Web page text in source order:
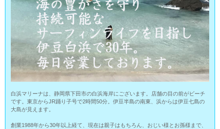
白浜マリーナは、静岡県下田市の白浜海岸にございます。店舗の目の前がビーチ
です。東京からJR踊り子号で2時間50分。伊豆半島の南東、浜からは伊豆七島の
大島が見えます。
創業1988年から30年以上経て、現在は親子はもちろん、おじい様とお孫様まで、